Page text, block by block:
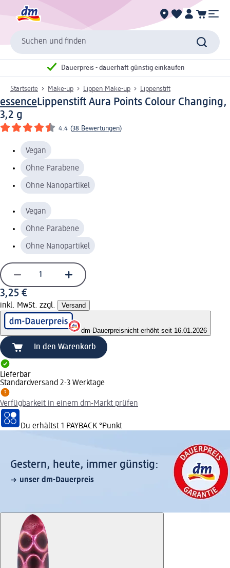
Suchen und finden
Dauerpreis - dauerhaft günstig einkaufen
Startseite Make-up Lippen Make-up Lippenstift
essenceLippenstift Aura Points Colour Changing,
3,2 g
4.4 (38 Bewertungen)
Vegan
Ohne Parabene
Ohne Nanopartikel
Vegan
Ohne Parabene
Ohne Nanopartikel
3,25 €
inkl. MwSt. zzgl. Versand
dm-Dauerpreisnicht erhöht seit 16.01.2026
In den Warenkorb
Lieferbar
Standardversand 2-3 Werktage
Verfügbarkeit in einem dm-Markt prüfen
Du erhältst 1 PAYBACK °Punkt
Gestern, heute, immer günstig:
unser dm-Dauerpreis